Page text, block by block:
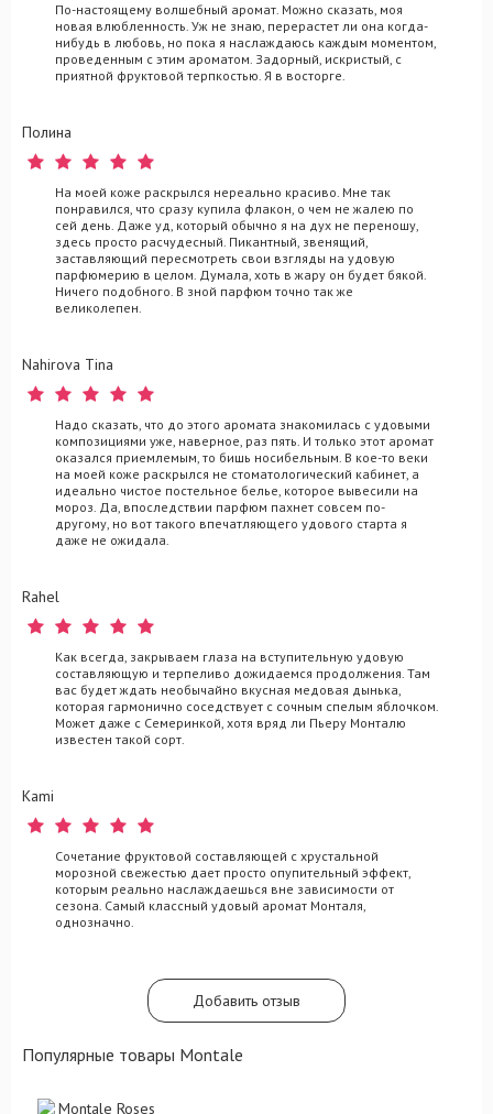
По-настоящему волшебный аромат. Можно сказать, моя
новая влюбленность. Уж не знаю, перерастет ли она когда-
нибудь в любовь, но пока я наслаждаюсь каждым моментом,
проведенным с этим ароматом. Задорный, искристый, с
приятной фруктовой терпкостью. Я в восторге.
Полина
На моей коже раскрылся нереально красиво. Мне так
понравился, что сразу купила флакон, о чем не жалею по
сей день. Даже уд, который обычно я на дух не переношу,
здесь просто расчудесный. Пикантный, звенящий,
заставляющий пересмотреть свои взгляды на удовую
парфюмерию в целом. Думала, хоть в жару он будет бякой.
Ничего подобного. В зной парфюм точно так же
великолепен.
Nahirova Tina
Надо сказать, что до этого аромата знакомилась с удовыми
композициями уже, наверное, раз пять. И только этот аромат
оказался приемлемым, то бишь носибельным. В кое-то веки
на моей коже раскрылся не стоматологический кабинет, а
идеально чистое постельное белье, которое вывесили на
мороз. Да, впоследствии парфюм пахнет совсем по-
другому, но вот такого впечатляющего удового старта я
даже не ожидала.
Rahel
Как всегда, закрываем глаза на вступительную удовую
составляющую и терпеливо дожидаемся продолжения. Там
вас будет ждать необычайно вкусная медовая дынька,
которая гармонично соседствует с сочным спелым яблочком.
Может даже с Семеринкой, хотя вряд ли Пьеру Монталю
известен такой сорт.
Kami
Сочетание фруктовой составляющей с хрустальной
морозной свежестью дает просто опупительный эффект,
которым реально наслаждаешься вне зависимости от
сезона. Самый классный удовый аромат Монталя,
однозначно.
Добавить отзыв
Популярные товары Montale